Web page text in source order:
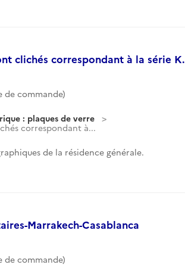
clichés correspondant à la série K.
de commande)
: plaques de verre
correspondant à...
de la résidence générale.
Marrakech-Casablanca
de commande)